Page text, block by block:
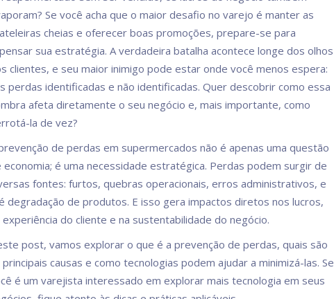
Se você acha que o maior desafio no varejo é manter as
cheias e oferecer boas promoções, prepare-se para
sua estratégia. A verdadeira batalha acontece longe dos olhos
clientes, e seu maior inimigo pode estar onde você menos espera:
perdas identificadas e não identificadas. Quer descobrir como essa
afeta diretamente o seu negócio e, mais importante, como
la de vez?
de perdas em supermercados não é apenas uma questão
economia; é uma necessidade estratégica. Perdas podem surgir de
fontes: furtos, quebras operacionais, erros administrativos, e
degradação de produtos. E isso gera impactos diretos nos lucros,
experiência do cliente e na sustentabilidade do negócio.
post, vamos explorar o que é a prevenção de perdas, quais são
principais causas e como tecnologias podem ajudar a minimizá-las. Se
é um varejista interessado em explorar mais tecnologia em seus